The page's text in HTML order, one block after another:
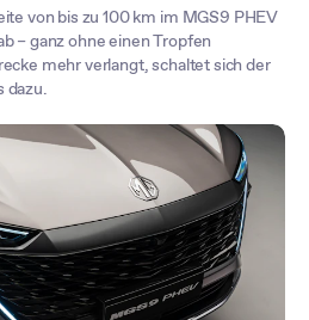
von bis zu 100 km im MGS9 PHEV
– ganz ohne einen Tropfen
mehr verlangt, schaltet sich der
dazu.